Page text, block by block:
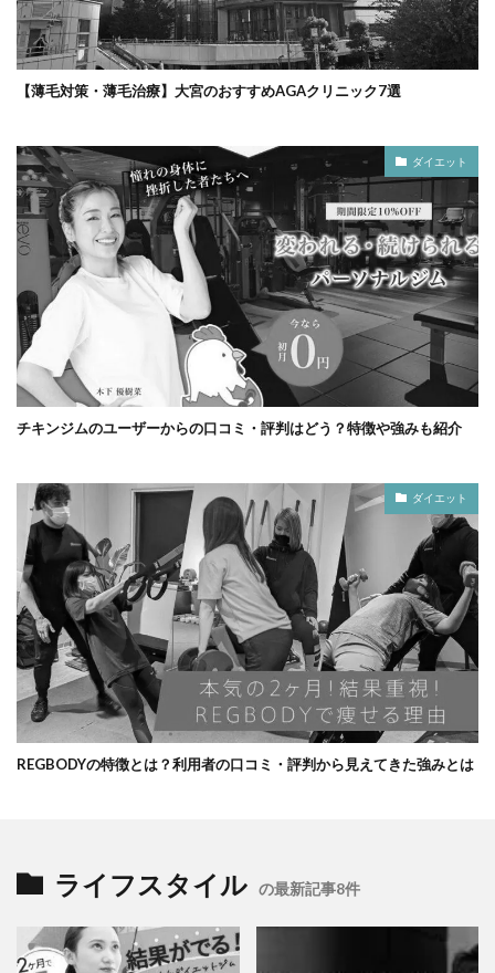
【薄毛対策・薄毛治療】大宮のおすすめAGAクリニック7選
ダイエット
チキンジムのユーザーからの口コミ・評判はどう？特徴や強みも紹介
ダイエット
REGBODYの特徴とは？利用者の口コミ・評判から見えてきた強みとは
ライフスタイル の最新記事8件